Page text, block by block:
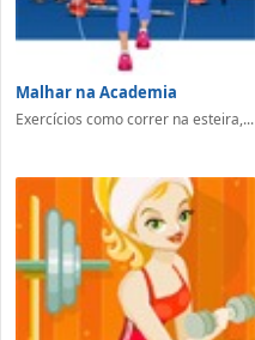
Malhar na Academia
Exercícios como correr na esteira,...